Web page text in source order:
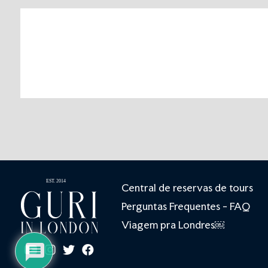
Central de reservas de tours
Perguntas Frequentes - FAQ
Viagem pra Londres￼